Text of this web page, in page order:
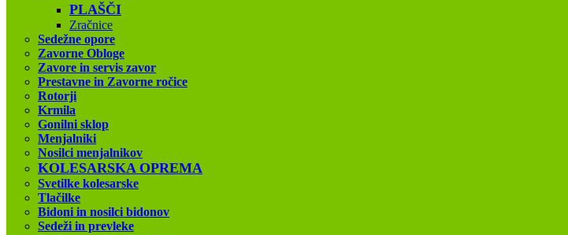
PLAŠČI
Zračnice
Sedežne opore
Zavorne Obloge
Zavore in servis zavor
Prestavne in Zavorne ročice
Rotorji
Krmila
Gonilni sklop
Menjalniki
Nosilci menjalnikov
KOLESARSKA OPREMA
Svetilke kolesarske
Tlačilke
Bidoni in nosilci bidonov
Sedeži in prevleke